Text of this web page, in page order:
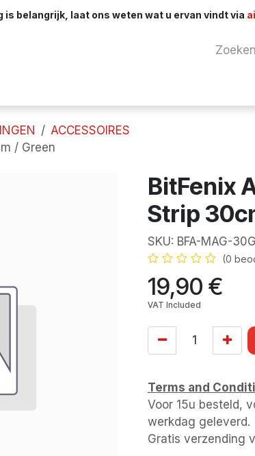
is belangrijk, laat ons weten wat u ervan vindt via
ACCESSOIRES
/ Green
BitFenix
Strip
SKU: BFA-MAG-
(0
19,90 €
VAT Included
Terms and
Voor 15u besteld,
werkdag geleverd.
Gratis verzending